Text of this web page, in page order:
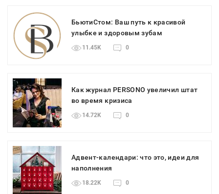
БьютиСтом: Ваш путь к красивой
улыбке и здоровым зубам
11.45K 0
Как журнал PERSONO увеличил штат
во время кризиса
14.72K 0
Адвент-календари: что это, идеи для
наполнения
18.22K 0